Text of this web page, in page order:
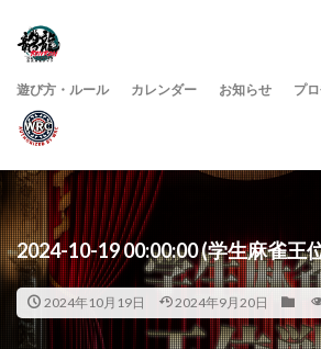
遊び方・ルール カレンダー お知らせ プ
2024-10-19 00:00:00 (学生麻雀王
2024年10月19日 2024年9月20日